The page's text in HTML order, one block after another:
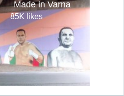
Made in Varna
85K likes